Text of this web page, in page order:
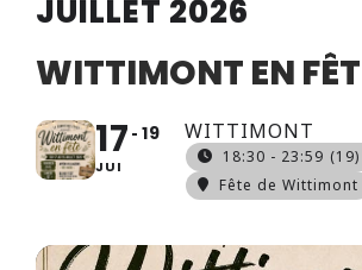
JUILLET 2026
WITTIMONT EN
17
JUI
19 WITTIMONT
18:30 - 23:59 (19)
Fête de Wittimont